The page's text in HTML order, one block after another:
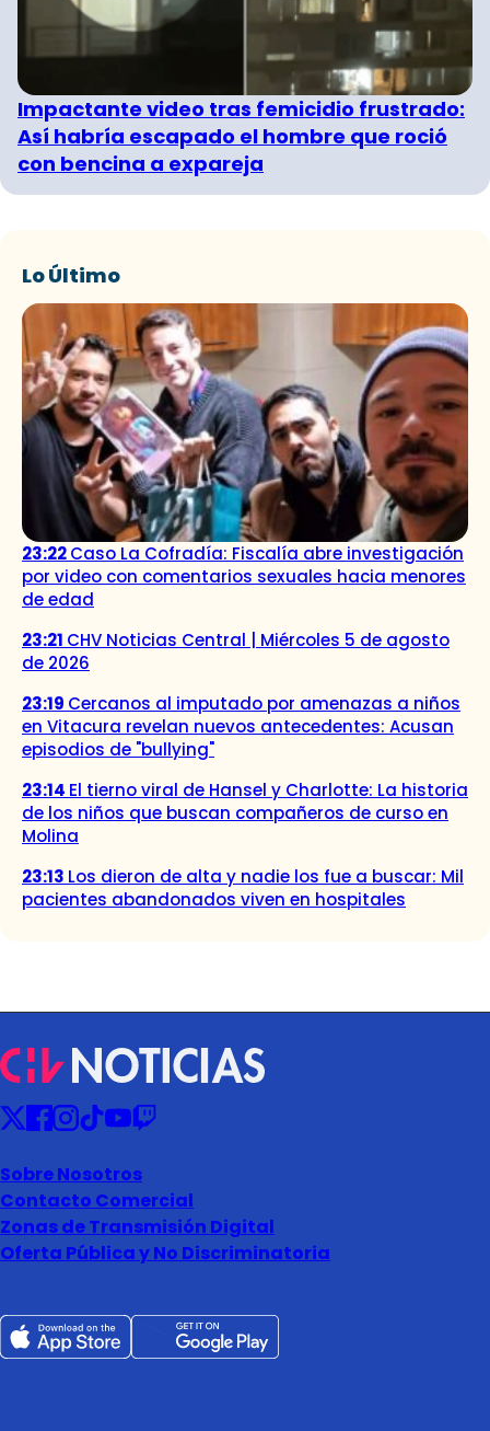
Impactante video tras femicidio frustrado:
Así habría escapado el hombre que roció
con bencina a expareja
Lo Último
23:22Caso La Cofradía: Fiscalía abre investigación
por video con comentarios sexuales hacia menores
de edad
23:21 CHV Noticias Central | Miércoles 5 de agosto
de 2026
23:19 Cercanos al imputado por amenazas a niños
en Vitacura revelan nuevos antecedentes: Acusan
episodios de "bullying"
23:14 El tierno viral de Hansel y Charlotte: La historia
de los niños que buscan compañeros de curso en
Molina
23:13 Los dieron de alta y nadie los fue a buscar: Mil
pacientes abandonados viven en hospitales
Sobre Nosotros
Contacto Comercial
Zonas de Transmisión Digital
Oferta Pública y No Discriminatoria